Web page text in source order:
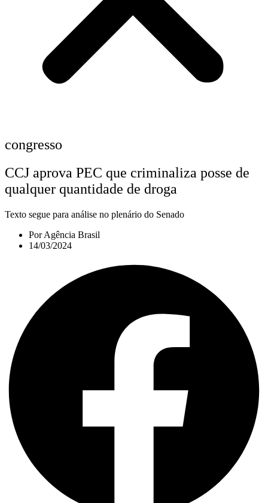
congresso
CCJ aprova PEC que criminaliza posse de
qualquer quantidade de droga
Texto segue para análise no plenário do Senado
PorAgência Brasil
14/03/2024